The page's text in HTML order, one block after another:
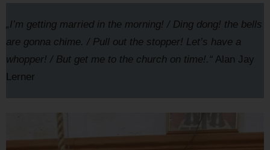
„I’m getting married in the morning! / Ding dong! the bells
are gonna chime. / Pull out the stopper! Let’s have a
whopper! / But get me to the church on time!.“ Alan Jay
Lerner